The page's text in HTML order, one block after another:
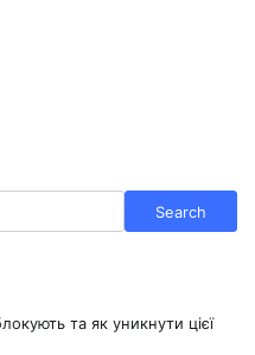
Search
та як уникнути цієї